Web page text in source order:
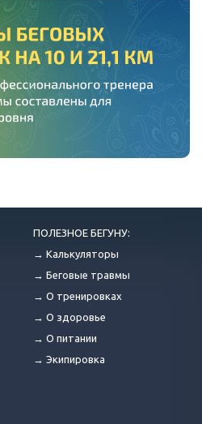
ПОЛЕЗНОЕ БЕГУНУ:
→ Калькуляторы
→ Беговые травмы
→ О тренировках
→ О здоровье
→ О питании
→ Экипировка